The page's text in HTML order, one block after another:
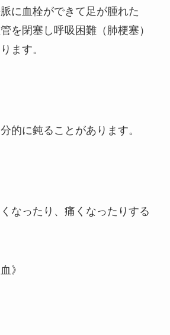
に血栓ができて足が腫れた
を閉塞し呼吸困難（肺梗塞）
ます。
的に鈍ることがあります。
なったり、痛くなったりする
》